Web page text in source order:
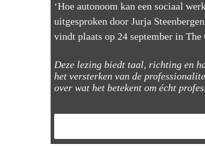
‘Hoe autonoom kan een sociaal
uitgesproken door Jurja
vindt plaats op 24 september in
Deze lezing biedt taal, richting en
het versterken van de
over wat het betekent om écht